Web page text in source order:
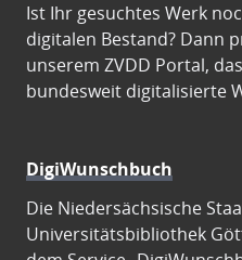
Ist Ihr gesuchtes Werk
digitalen Bestand? Dann
unserem ZVDD Portal,
bundesweit digitalisierte
DigiWunschbuch
Die Niedersächsische
Universitätsbibliothek